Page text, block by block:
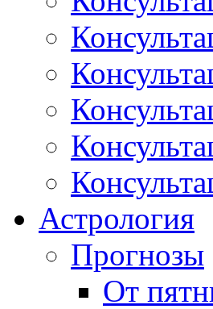
Астрология
Прогнозы
От